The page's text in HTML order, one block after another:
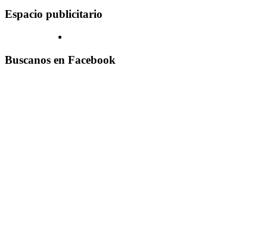
Espacio publicitario
Buscanos en Facebook